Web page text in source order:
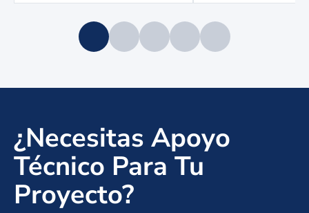
¿Necesitas Apoyo
Técnico Para Tu
Proyecto?